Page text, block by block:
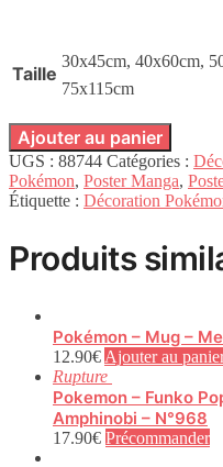
Taille
30x45cm, 40x60cm,
75x115cm
Ajouter au panier
UGS : 88744 Catégories :
Pokémon, Poster Manga,
Étiquette : Décoration
Produits
Pokémon – Mug –
12.90€ Ajouter au
Rupture
Pokemon – Funko
Amphinobi – N°968
17.90€ Précommander